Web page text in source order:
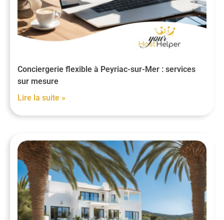
Conciergerie flexible à Peyriac-sur-Mer : services
sur mesure
Lire la suite »